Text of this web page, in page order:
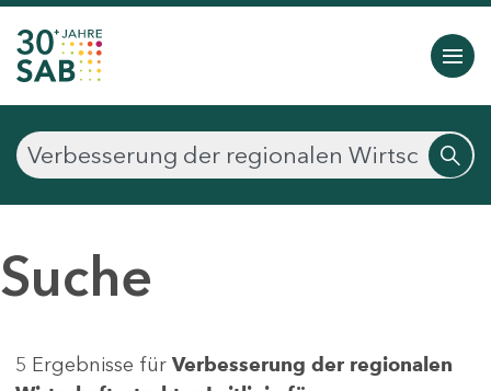
Suche
5 Ergebnisse für Verbesserung der regionalen